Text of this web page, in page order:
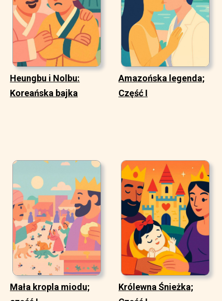
Heungbu i Nolbu:
Koreańska bajka
Amazońska legenda;
Część I
Mała kropla miodu;
Królewna Śnieżka;